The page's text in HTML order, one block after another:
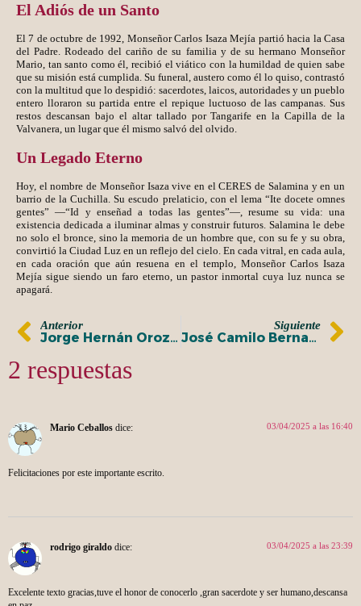
El Adiós de un Santo
El 7 de octubre de 1992, Monseñor Carlos Isaza Mejía partió hacia la Casa
del Padre. Rodeado del cariño de su familia y de su hermano Monseñor
Mario, tan santo como él, recibió el viático con la humildad de quien sabe
que su misión está cumplida. Su funeral, austero como él lo quiso, contrastó
con la multitud que lo despidió: sacerdotes, laicos, autoridades y un pueblo
entero lloraron su partida entre el repique luctuoso de las campanas. Sus
restos descansan bajo el altar tallado por Tangarife en la Capilla de la
Valvanera, un lugar que él mismo salvó del olvido.
Un Legado Eterno
Hoy, el nombre de Monseñor Isaza vive en el CERES de Salamina y en un
barrio de la Cuchilla. Su escudo prelaticio, con el lema “Ite docete omnes
gentes” —“Id y enseñad a todas las gentes”—, resume su vida: una
existencia dedicada a iluminar almas y construir futuros. Salamina le debe
no solo el bronce, sino la memoria de un hombre que, con su fe y su obra,
convirtió la Ciudad Luz en un reflejo del cielo. En cada vitral, en cada aula,
en cada oración que aún resuena en el templo, Monseñor Carlos Isaza
Mejía sigue siendo un faro eterno, un pastor inmortal cuya luz nunca se
apagará.
Anterior
Jorge Hernán Orozco Echeverri: Tejiendo Historia y Turismo en Salamina
Siguiente
José Camilo Bernal Victoria: Cosechador de Sueños en la Tierra de las Nubes
2 respuestas
Mario Ceballos dice: 03/04/2025 a las 16:40
Felicitaciones por este importante escrito.
rodrigo giraldo dice: 03/04/2025 a las 23:39
Excelente texto gracias,tuve el honor de conocerlo ,gran sacerdote y ser humano,descansa